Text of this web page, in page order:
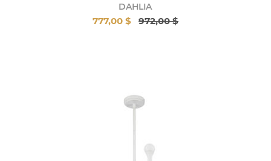
DAHLIA
777,00 $ 972,00 $